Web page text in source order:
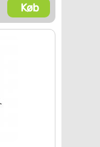
Køb